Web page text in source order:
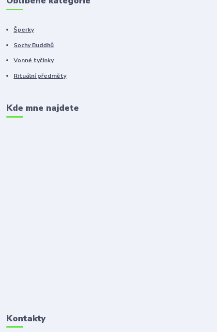
Šperky
Sochy Buddhů
Vonné tyčinky
Rituální předměty
Kde mne najdete
Kontakty